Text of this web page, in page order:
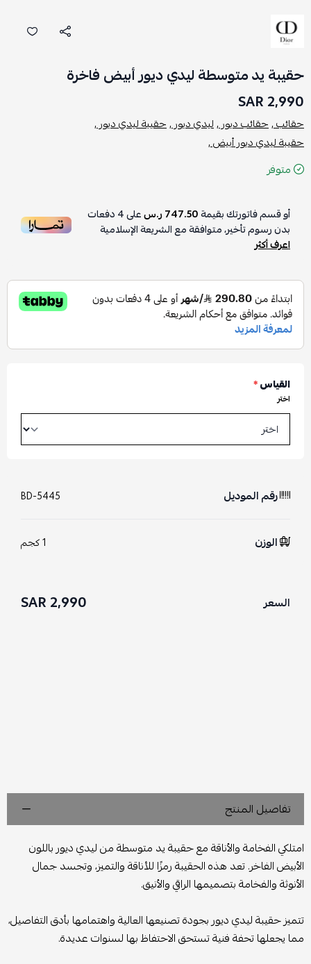
حقيبة يد متوسطة ليدي ديور أبيض فاخرة
2,990 SAR
حقائب ,حقائب ديور ,ليدي ديور ,حقيبة ليدي ديور ,
حقيبة ليدي ديور أبيض ,
متوفر
أو قسم فاتورتك بقيمة747.50 ر.س على4دفعات
بدون رسوم تأخير، متوافقة مع الشريعة الإسلامية
اعرف أكثر
القياس*
اختر
رقم الموديل BD-5445
الوزن 1 كجم
السعر 2,990 SAR
تفاصيل المنتج
امتلكي الفخامة والأناقة مع حقيبة يد متوسطة من ليدي ديور باللون
الأبيض الفاخر. تعد هذه الحقيبة رمزًا للأناقة والتميز، وتجسد جمال
الأنوثة والفخامة بتصميمها الراقي والأنيق.
تتميز حقيبة ليدي ديور بجودة تصنيعها العالية واهتمامها بأدق التفاصيل،
مما يجعلها تحفة فنية تستحق الاحتفاظ بها لسنوات عديدة.